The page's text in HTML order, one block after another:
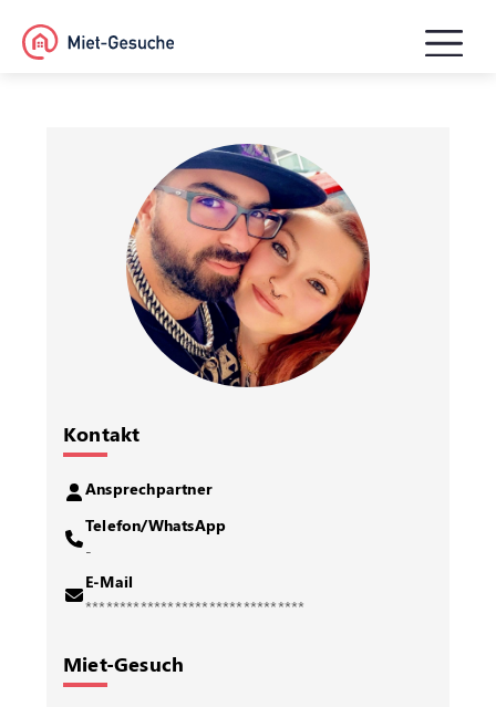
Kontakt
Ansprechpartner
Telefon/WhatsApp
-
E-Mail
********************************
Miet-Gesuch